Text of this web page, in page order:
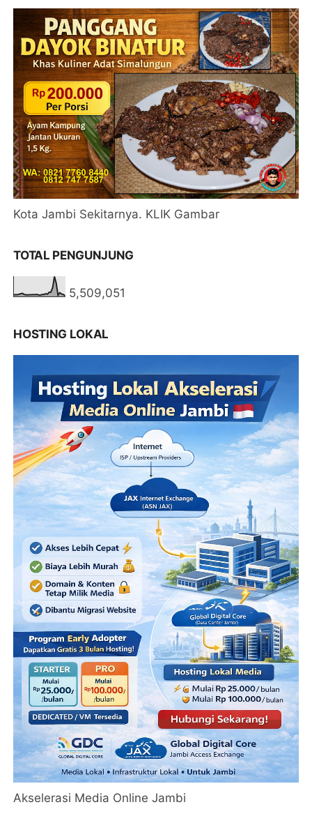
Kota Jambi Sekitarnya. KLIK Gambar
TOTAL PENGUNJUNG
5,509,051
HOSTING LOKAL
Akselerasi Media Online Jambi